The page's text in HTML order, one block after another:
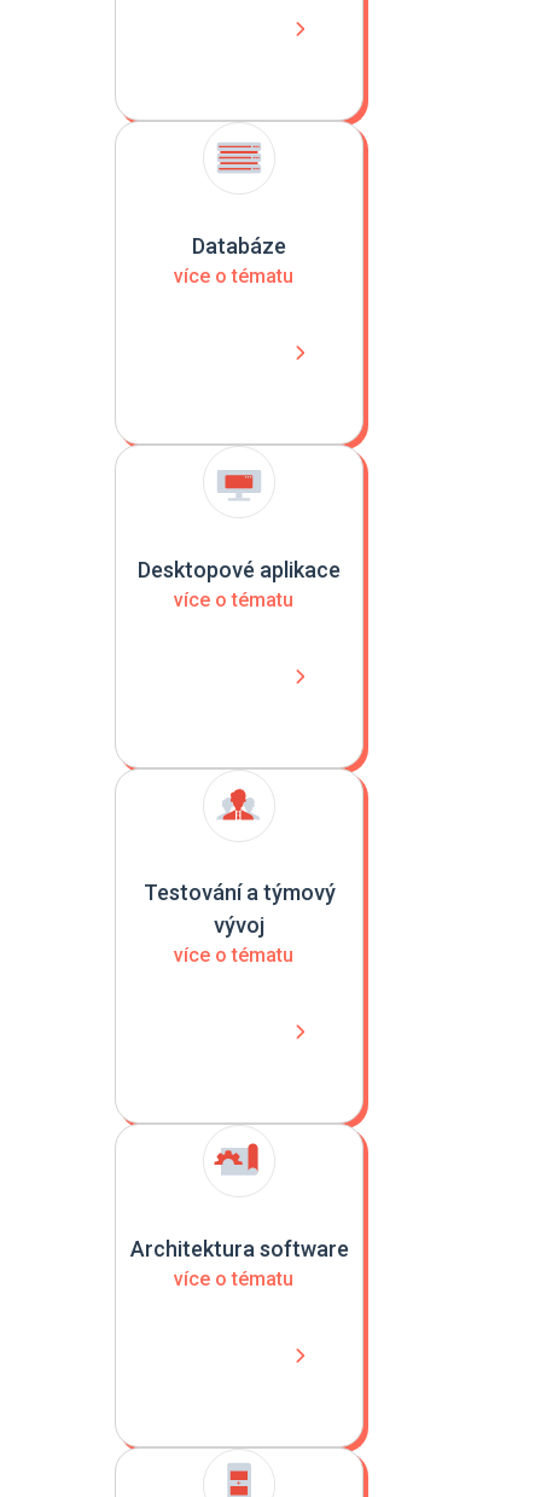
Databáze
více o tématu
Desktopové aplikace
více o tématu
Testování a týmový
vývoj
více o tématu
Architektura software
více o tématu